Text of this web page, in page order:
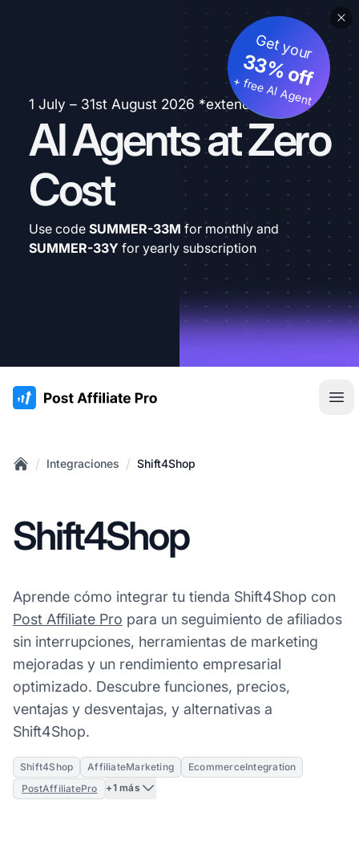
1 July – 31st August 2026 *extended
AI Agents at Zero
Cost
Get your
33% off
+ free AI Agent
Use code SUMMER-33M for monthly and
SUMMER-33Y for yearly subscription
:site.title
/ Integraciones / Shift4Shop
Shift4Shop
Aprende cómo integrar tu tienda Shift4Shop con
Post Affiliate Pro para un seguimiento de afiliados
sin interrupciones, herramientas de marketing
mejoradas y un rendimiento empresarial
optimizado. Descubre funciones, precios,
ventajas y desventajas, y alternativas a
Shift4Shop.
Shift4Shop AffiliateMarketing
EcommerceIntegration
PostAffiliatePro
+1 más